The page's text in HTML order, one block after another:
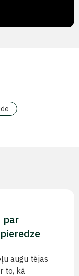
par
augu tējas
to, kā